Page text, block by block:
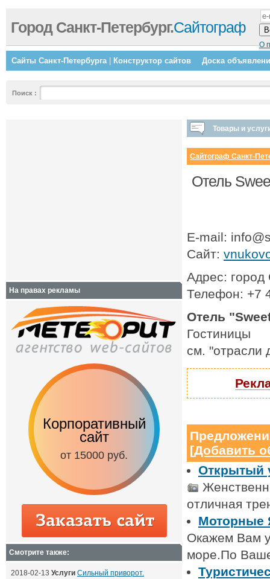
О
Город Санкт-Петербург.Сайтограф
Сайты Санкт-Петербурга| Конструктор сайтов Доска
Поиск :
Товары и
Сайтограф Санкт-
Отель
E-mail:
Сайт:
Адрес: город
Телефон: +7
Отель
Гостиницы
см. "отрасли
[Добавить
Открытый
отличная
Моторные
Окажем Вам
море.По
На правах рекламы
Корпоративный
сайт
от 15000 руб.
Интернет-
от 9000 руб.
Смотрите также:
2018-02-13 Услуги Сильный приворот.